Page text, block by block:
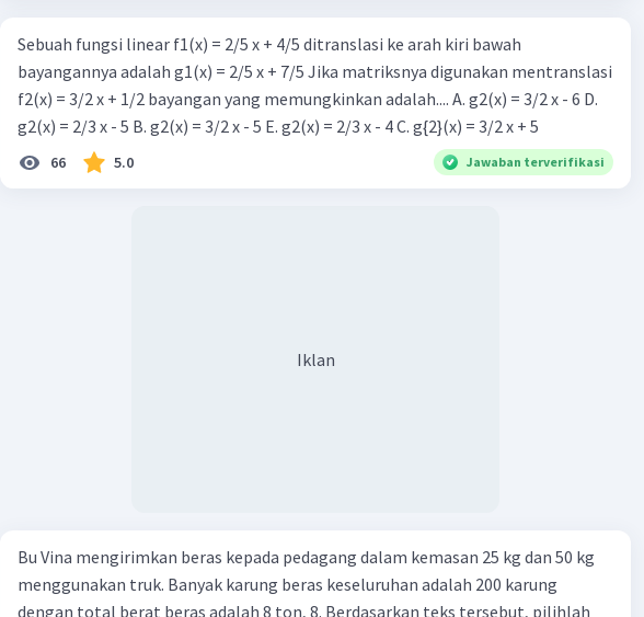
Sebuah fungsi linear f1(x) = 2/5 x + 4/5 ditranslasi ke arah kiri bawah
bayangannya adalah g1(x) = 2/5 x + 7/5 Jika matriksnya digunakan mentranslasi
f2(x) = 3/2 x + 1/2 bayangan yang memungkinkan adalah.... A. g2(x) = 3/2 x - 6 D.
g2(x) = 2/3 x - 5 B. g2(x) = 3/2 x - 5 E. g2(x) = 2/3 x - 4 C. g{2}(x) = 3/2 x + 5
66 5.0 Jawaban terverifikasi
Iklan
Bu Vina mengirimkan beras kepada pedagang dalam kemasan 25 kg dan 50 kg
menggunakan truk. Banyak karung beras keseluruhan adalah 200 karung
dengan total berat beras adalah 8 ton, 8. Berdasarkan teks tersebut, pilihlah